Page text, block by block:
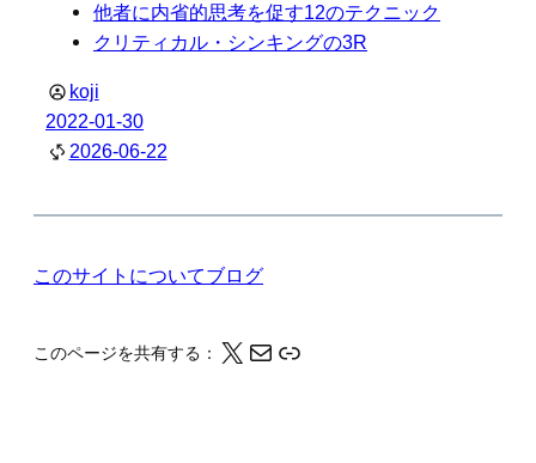
他者に内省的思考を促す12のテクニック
クリティカル・シンキングの3R
koji
2022-01-30
2026-06-22
このサイトについてブログ
このページを共有する： X メール このページの情報をクリップボードにコピーする